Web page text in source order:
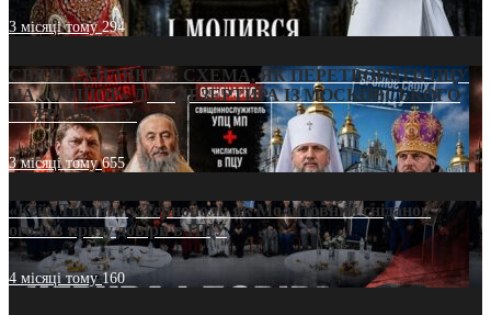
3 місяці тому294
СВЯТІ УХИЛЯНТИ: СХЕМА, ЯК ПЕРЕТВОРИТИ ПЦУ
НА «ОФШОР» ДЛЯ ДЕЗЕРТИРА ІЗ МОСКОВСЬКОГО
ПАТРІАРХАТУ
3 місяці тому655
«Кейс Тихона» у Тернополі: як Молитовний сніданок
оголив кризу довіри в ПЦУ
4 місяці тому160